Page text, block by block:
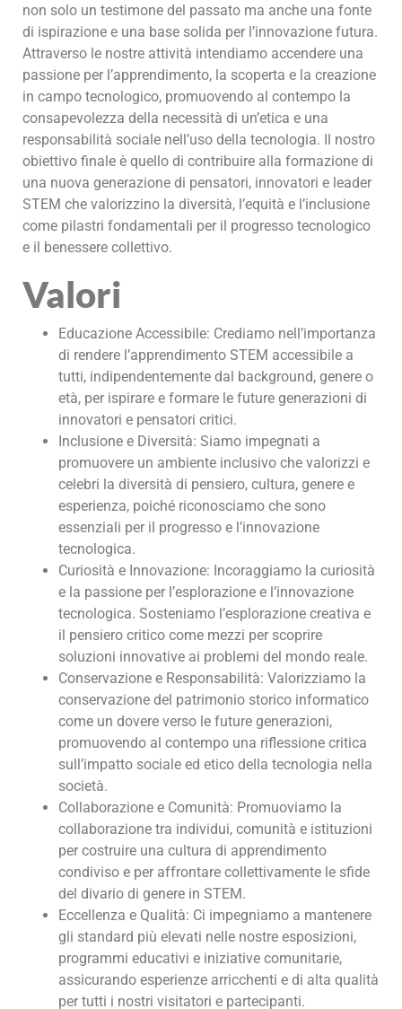
non solo un testimone del passato ma anche una fonte
di ispirazione e una base solida per l’innovazione futura.
Attraverso le nostre attività intendiamo accendere una
passione per l’apprendimento, la scoperta e la creazione
in campo tecnologico, promuovendo al contempo la
consapevolezza della necessità di un’etica e una
responsabilità sociale nell’uso della tecnologia. Il nostro
obiettivo finale è quello di contribuire alla formazione di
una nuova generazione di pensatori, innovatori e leader
STEM che valorizzino la diversità, l’equità e l’inclusione
come pilastri fondamentali per il progresso tecnologico
e il benessere collettivo.
Valori
Educazione Accessibile: Crediamo nell’importanza
di rendere l’apprendimento STEM accessibile a
tutti, indipendentemente dal background, genere o
età, per ispirare e formare le future generazioni di
innovatori e pensatori critici.
Inclusione e Diversità: Siamo impegnati a
promuovere un ambiente inclusivo che valorizzi e
celebri la diversità di pensiero, cultura, genere e
esperienza, poiché riconosciamo che sono
essenziali per il progresso e l’innovazione
tecnologica.
Curiosità e Innovazione: Incoraggiamo la curiosità
e la passione per l’esplorazione e l’innovazione
tecnologica. Sosteniamo l’esplorazione creativa e
il pensiero critico come mezzi per scoprire
soluzioni innovative ai problemi del mondo reale.
Conservazione e Responsabilità: Valorizziamo la
conservazione del patrimonio storico informatico
come un dovere verso le future generazioni,
promuovendo al contempo una riflessione critica
sull’impatto sociale ed etico della tecnologia nella
società.
Collaborazione e Comunità: Promuoviamo la
collaborazione tra individui, comunità e istituzioni
per costruire una cultura di apprendimento
condiviso e per affrontare collettivamente le sfide
del divario di genere in STEM.
Eccellenza e Qualità: Ci impegniamo a mantenere
gli standard più elevati nelle nostre esposizioni,
programmi educativi e iniziative comunitarie,
assicurando esperienze arricchenti e di alta qualità
per tutti i nostri visitatori e partecipanti.